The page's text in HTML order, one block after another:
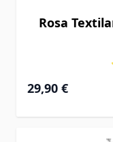
Rosa
29,90 €